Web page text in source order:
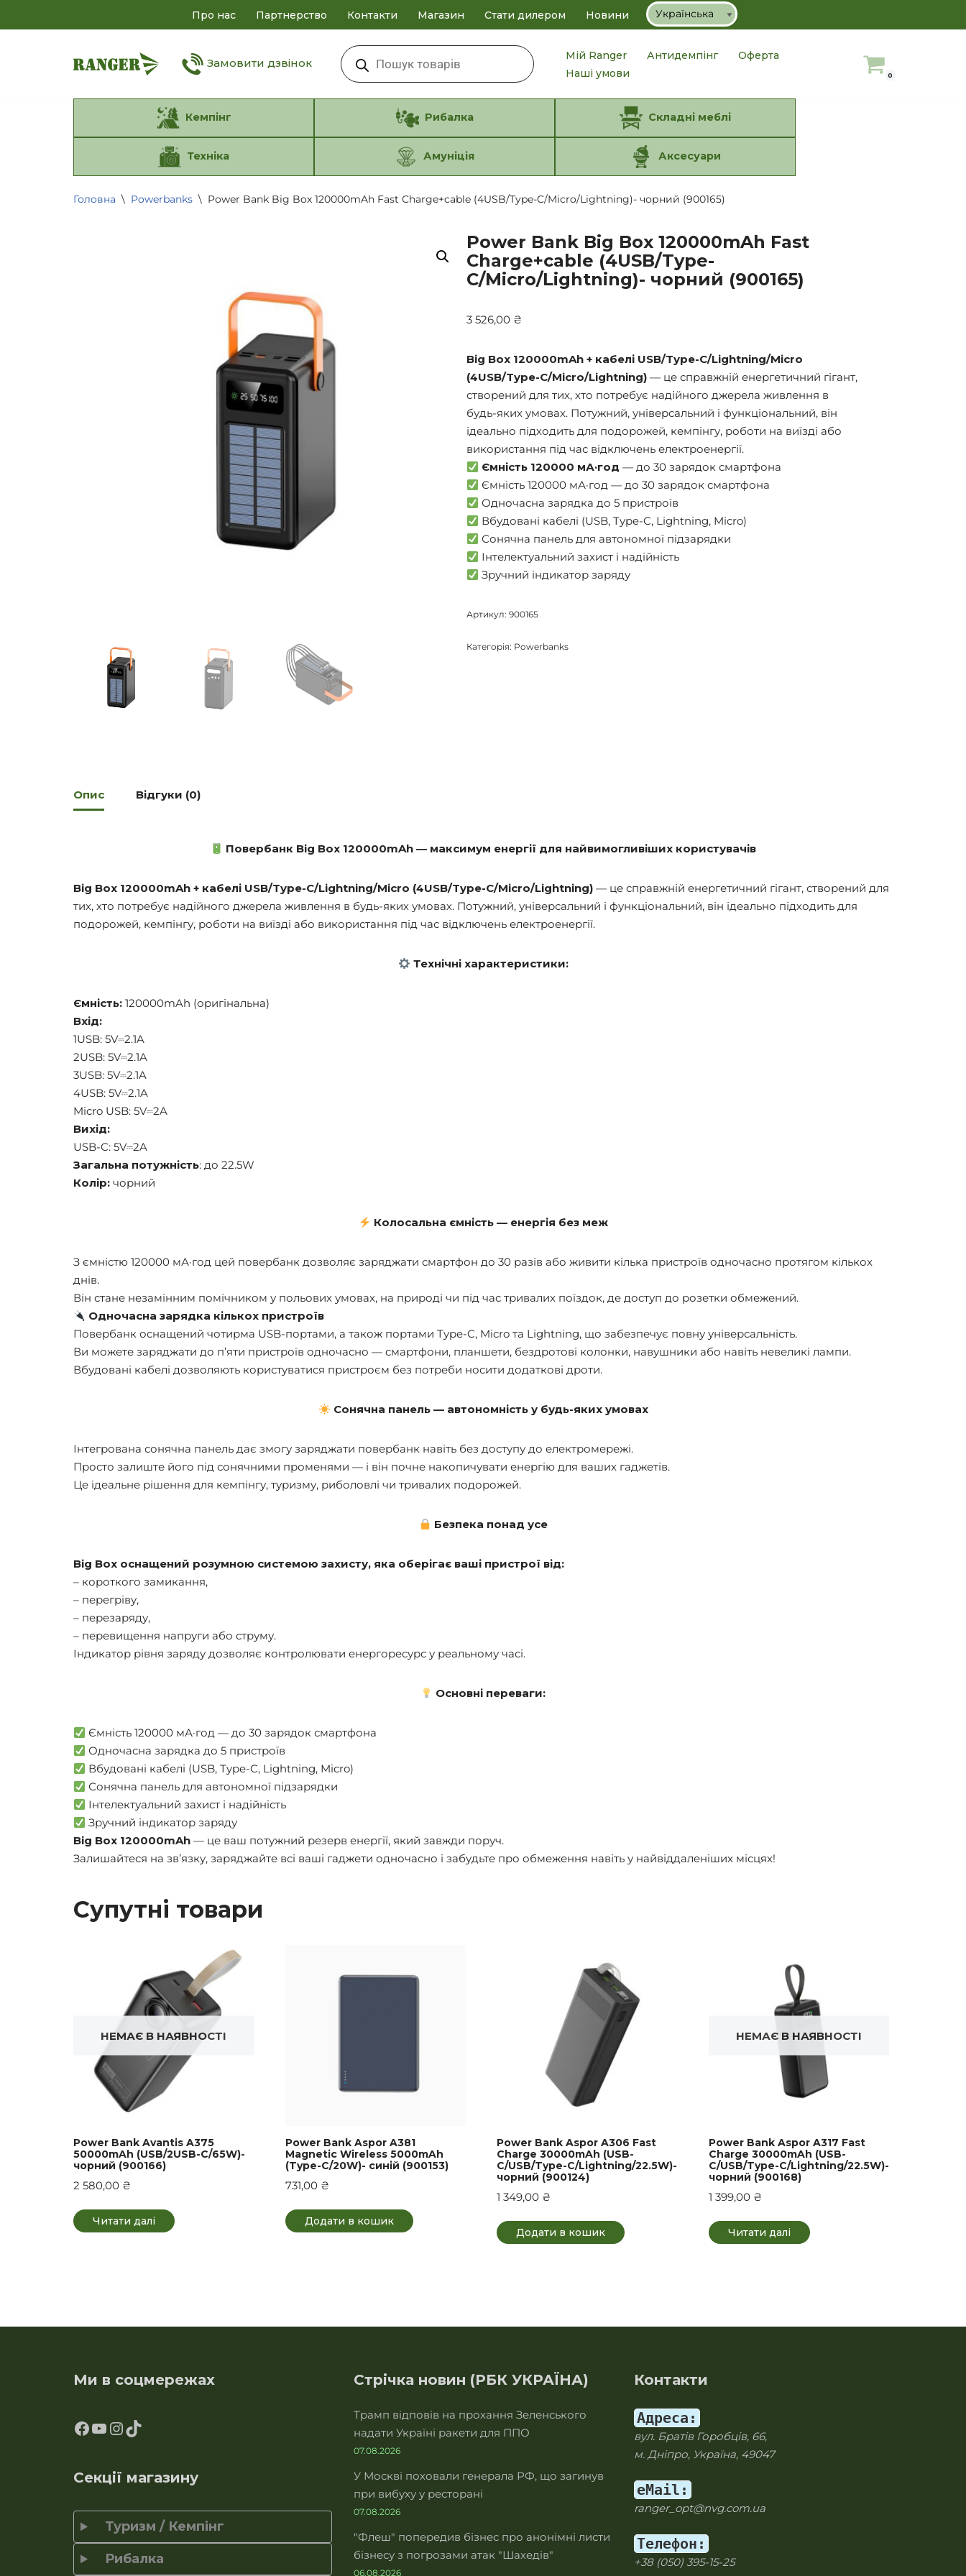
Про нас Партнерство Контакти Магазин Стати дилером Новини
Замовити дзвінок
Мій Ranger Антидемпінг
Оферта
Наші умови
0
Кемпінг Рибалка Складні меблі
Техніка Амуніція Аксесуари
Головна \ Powerbanks \ Power Bank Big Box 120000mAh Fast Charge+cable (4USB/Type-C/Micro/Lightning)- чорний (900165)
Power Bank Big Box 120000mAh Fast
Charge+cable (4USB/Type-
C/Micro/Lightning)- чорний (900165)
3 526,00 ₴
Big Box 120000mAh + кабелі USB/Type-C/Lightning/Micro
(4USB/Type-C/Micro/Lightning) — це справжній енергетичний гігант,
створений для тих, хто потребує надійного джерела живлення в
будь-яких умовах. Потужний, універсальний і функціональний, він
ідеально підходить для подорожей, кемпінгу, роботи на виїзді або
використання під час відключень електроенергії.
Ємність 120000 мА·год — до 30 зарядок смартфона
Ємність 120000 мА·год — до 30 зарядок смартфона
Одночасна зарядка до 5 пристроїв
Вбудовані кабелі (USB, Type-C, Lightning, Micro)
Сонячна панель для автономної підзарядки
Інтелектуальний захист і надійність
Зручний індикатор заряду
Артикул:900165
Категорія: Powerbanks
Опис Відгуки (0)
Повербанк Big Box 120000mAh — максимум енергії для найвимогливіших користувачів
Big Box 120000mAh + кабелі USB/Type-C/Lightning/Micro (4USB/Type-C/Micro/Lightning) — це справжній енергетичний гігант, створений для
тих, хто потребує надійного джерела живлення в будь-яких умовах. Потужний, універсальний і функціональний, він ідеально підходить для
подорожей, кемпінгу, роботи на виїзді або використання під час відключень електроенергії.
Технічні характеристики:
Ємність: 120000mAh (оригінальна)
Вхід:
1USB: 5V⎓2.1A
2USB: 5V⎓2.1A
3USB: 5V⎓2.1A
4USB: 5V⎓2.1A
Micro USB: 5V⎓2A
Вихід:
USB-C: 5V⎓2A
Загальна потужність: до 22.5W
Колір: чорний
Колосальна ємність — енергія без меж
З ємністю 120000 мА·год цей повербанк дозволяє заряджати смартфон до 30 разів або живити кілька пристроїв одночасно протягом кількох
днів.
Він стане незамінним помічником у польових умовах, на природі чи під час тривалих поїздок, де доступ до розетки обмежений.
Одночасна зарядка кількох пристроїв
Повербанк оснащений чотирма USB-портами, а також портами Type-C, Micro та Lightning, що забезпечує повну універсальність.
Ви можете заряджати до п’яти пристроїв одночасно — смартфони, планшети, бездротові колонки, навушники або навіть невеликі лампи.
Вбудовані кабелі дозволяють користуватися пристроєм без потреби носити додаткові дроти.
Сонячна панель — автономність у будь-яких умовах
Інтегрована сонячна панель дає змогу заряджати повербанк навіть без доступу до електромережі.
Просто залиште його під сонячними променями — і він почне накопичувати енергію для ваших гаджетів.
Це ідеальне рішення для кемпінгу, туризму, риболовлі чи тривалих подорожей.
Безпека понад усе
Big Box оснащений розумною системою захисту, яка оберігає ваші пристрої від:
– короткого замикання,
– перегріву,
– перезаряду,
– перевищення напруги або струму.
Індикатор рівня заряду дозволяє контролювати енергоресурс у реальному часі.
Основні переваги:
Ємність 120000 мА·год — до 30 зарядок смартфона
Одночасна зарядка до 5 пристроїв
Вбудовані кабелі (USB, Type-C, Lightning, Micro)
Сонячна панель для автономної підзарядки
Інтелектуальний захист і надійність
Зручний індикатор заряду
Big Box 120000mAh — це ваш потужний резерв енергії, який завжди поруч.
Залишайтеся на зв’язку, заряджайте всі ваші гаджети одночасно і забудьте про обмеження навіть у найвіддаленіших місцях!
Супутні товари
НЕМАЄ В НАЯВНОСТІ
Power Bank Avantis A375
50000mAh (USB/2USB-C/65W)-
чорний (900166)
2 580,00 ₴
Читати далі
Power Bank Aspor A381
Magnetic Wireless 5000mAh
(Type-C/20W)- синій (900153)
731,00 ₴
Додати в кошик
Power Bank Aspor A306 Fast
Charge 30000mAh (USB-
C/USB/Type-C/Lightning/22.5W)-
чорний (900124)
1 349,00 ₴
Додати в кошик
НЕМАЄ В НАЯВНОСТІ
Power Bank Aspor A317 Fast
Charge 30000mAh (USB-
C/USB/Type-C/Lightning/22.5W)-
чорний (900168)
1 399,00 ₴
Читати далі
Ми в соцмережах
Секції магазину
Туризм / Кемпінг
Рибалка
Стрічка новин (РБК УКРАЇНА)
Трамп відповів на прохання Зеленського
надати Україні ракети для ППО
07.08.2026
У Москві поховали генерала РФ, що загинув
при вибуху у ресторані
07.08.2026
"Флеш" попередив бізнес про анонімні листи
бізнесу з погрозами атак "Шахедів"
06.08.2026
Контакти
Адреса:
вул. Братів Горобців, 66,
м. Дніпро, Україна, 49047
eMail:
ranger_opt@nvg.com.ua
Телефон:
+38 (050) 395-15-25